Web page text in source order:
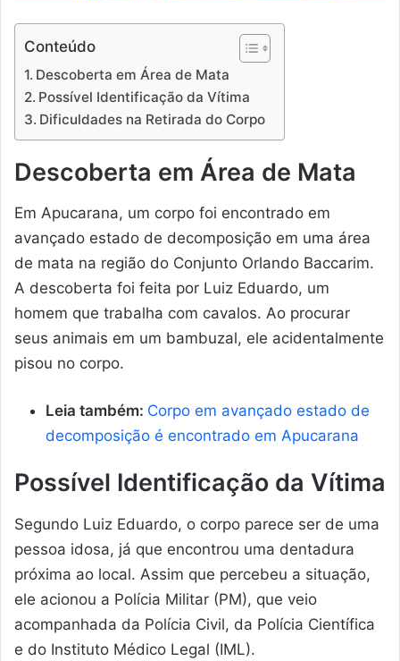
Conteúdo
Descoberta em Área de Mata
Possível Identificação da Vítima
Dificuldades na Retirada do Corpo
Descoberta em Área de Mata
Em Apucarana, um corpo foi encontrado em
avançado estado de decomposição em uma área
de mata na região do Conjunto Orlando Baccarim.
A descoberta foi feita por Luiz Eduardo, um
homem que trabalha com cavalos. Ao procurar
seus animais em um bambuzal, ele acidentalmente
pisou no corpo.
Leia também: Corpo em avançado estado de
decomposição é encontrado em Apucarana
Possível Identificação da Vítima
Segundo Luiz Eduardo, o corpo parece ser de uma
pessoa idosa, já que encontrou uma dentadura
próxima ao local. Assim que percebeu a situação,
ele acionou a Polícia Militar (PM), que veio
acompanhada da Polícia Civil, da Polícia Científica
e do Instituto Médico Legal (IML).